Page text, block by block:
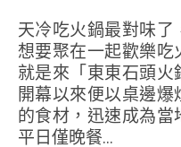
天冷吃火鍋最對味了，尤其是最近氣溫直降，就
想要聚在一起歡樂
就是來「東東石頭
開幕以來便以桌邊
的食材，迅速成為當
平日僅晚餐...